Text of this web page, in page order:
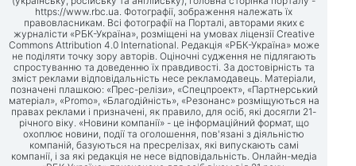
https://www.rbc.ua. Фотографії, зображення належать їх
правовласникам. Всі фотографії на Порталі, авторами яких є
журналісти «РБК-Україна», розміщені на умовах ліцензії Creative
Commons Attribution 4.0 International. Редакція «РБК-Україна» може
не поділяти точку зору авторів. Оціночні судження не підлягають
спростуванню та доведенню їх правдивості. За достовірність та
зміст реклами відповідальність несе рекламодавець. Матеріали,
позначені плашкою: «Прес-релізи», «Спецпроект», «Партнерський
матеріал», «Promo», «Благодійність», «Резонанс» розміщуються на
правах реклами і призначені, як правило, для осіб, які досягли 21-
річного віку. «Новини компанії» - це інформаційний формат, що
охоплює новини, події та оголошення, пов'язані з діяльністю
компаній, базуються на пресрелізах, які випускають самі
компанії, і за які редакція не несе відповідальність. Онлайн-медіа